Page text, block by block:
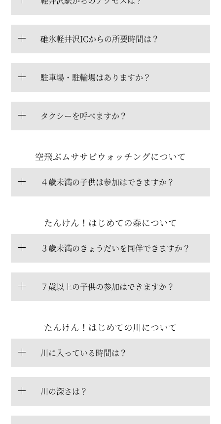
碓氷軽井沢ICからの所要時間は？
駐車場・駐輪場はありますか？
タクシーを呼べますか？
空飛ぶムササビウォッチングについて
４歳未満の子供は参加はできますか？
たんけん！はじめての森について
３歳未満のきょうだいを同伴できますか？
７歳以上の子供の参加はできますか？
たんけん！はじめての川について
川に入っている時間は？
川の深さは？